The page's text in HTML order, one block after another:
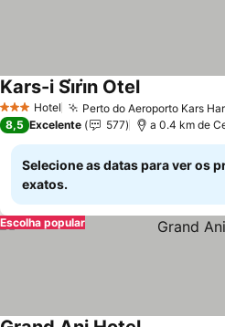
3 EstrelasHotel Perto do Aeroporto Kars
Kars-i Si̇ri̇n Otel
8,5 Excelente 577 a 0.4 km de
Selecione as datas para ver os
exatos.
Escolha popular